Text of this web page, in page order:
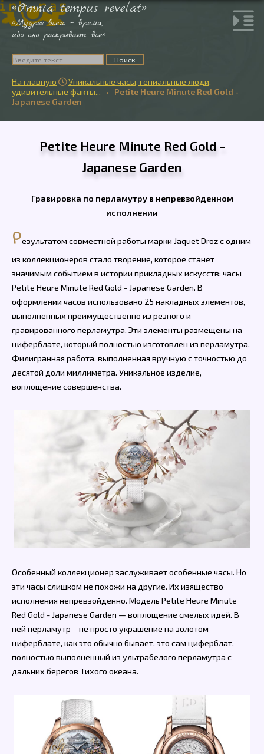
«Omnia tempus revelat»
«Мудрее всего – время,
ибо оно раскрывает все»
На главную  Уникальные часы, гениальные люди,
удивительные факты... • Petite Heure Minute Red Gold -
Japanese Garden
Petite Heure Minute Red Gold -
Japanese Garden
Гравировка по перламутру в непревзойденном
исполнении
Результатом совместной работы марки Jaquet Droz с одним
из коллекционеров стало творение, которое станет
значимым событием в истории прикладных искусств: часы
Petite Heure Minute Red Gold - Japanese Garden. В
оформлении часов использовано 25 накладных элементов,
выполненных преимущественно из резного и
гравированного перламутра. Эти элементы размещены на
циферблате, который полностью изготовлен из перламутра.
Филигранная работа, выполненная вручную с точностью до
десятой доли миллиметра. Уникальное изделие,
воплощение совершенства.
Особенный коллекционер заслуживает особенные часы. Но
эти часы слишком не похожи на другие. Их изящество
исполнения непревзойденно. Модель Petite Heure Minute
Red Gold - Japanese Garden — воплощение смелых идей. В
ней перламутр ― не просто украшение на золотом
циферблате, как это обычно бывает, это сам циферблат,
полностью выполненный из ультрабелого перламутра с
дальних берегов Тихого океана.